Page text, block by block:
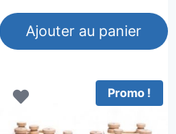
Ajouter au panier
Promo !